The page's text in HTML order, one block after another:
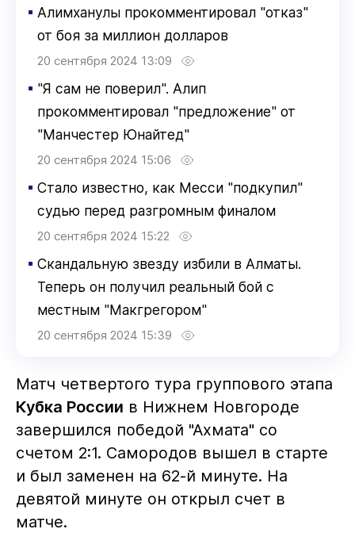
▪ Алимханулы прокомментировал "отказ"
от боя за миллион долларов
20 сентября 2024 13:09
▪ "Я сам не поверил". Алип
прокомментировал "предложение" от
"Манчестер Юнайтед"
20 сентября 2024 15:06
▪ Стало известно, как Месси "подкупил"
судью перед разгромным финалом
20 сентября 2024 15:22
▪ Скандальную звезду избили в Алматы.
Теперь он получил реальный бой с
местным "Макгрегором"
20 сентября 2024 15:39
Матч четвертого тура группового этапа
Кубка России в Нижнем Новгороде
завершился победой "Ахмата" со
счетом 2:1. Самородов вышел в старте
и был заменен на 62-й минуте. На
девятой минуте он открыл счет в
матче.